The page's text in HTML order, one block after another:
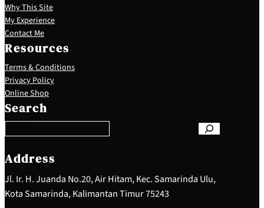
Why This Site
My Experience
Contact Me
Resources
Terms & Conditions
Privacy Policy
Online Shop
Search
S
e
a
c
h
Address
Jl. Ir. H. Juanda No.20, Air Hitam, Kec. Samarinda Ulu,
Kota Samarinda, Kalimantan Timur 75243